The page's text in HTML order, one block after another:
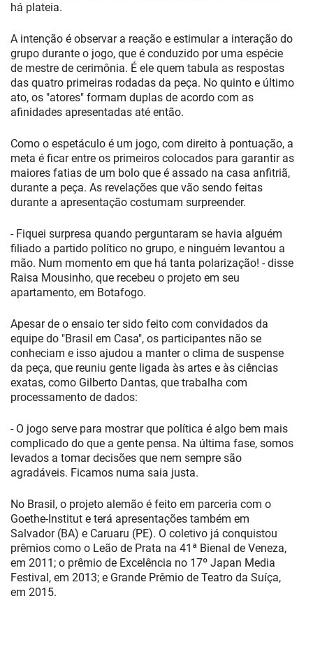
há plateia.
A intenção é observar a reação e estimular a interação do
grupo durante o jogo, que é conduzido por uma espécie
de mestre de cerimônia. É ele quem tabula as respostas
das quatro primeiras rodadas da peça. No quinto e último
ato, os "atores" formam duplas de acordo com as
afinidades apresentadas até então.
Como o espetáculo é um jogo, com direito à pontuação, a
meta é ficar entre os primeiros colocados para garantir as
maiores fatias de um bolo que é assado na casa anfitriã,
durante a peça. As revelações que vão sendo feitas
durante a apresentação costumam surpreender.
- Fiquei surpresa quando perguntaram se havia alguém
filiado a partido político no grupo, e ninguém levantou a
mão. Num momento em que há tanta polarização! - disse
Raisa Mousinho, que recebeu o projeto em seu
apartamento, em Botafogo.
Apesar de o ensaio ter sido feito com convidados da
equipe do "Brasil em Casa", os participantes não se
conheciam e isso ajudou a manter o clima de suspense
da peça, que reuniu gente ligada às artes e às ciências
exatas, como Gilberto Dantas, que trabalha com
processamento de dados:
- O jogo serve para mostrar que política é algo bem mais
complicado do que a gente pensa. Na última fase, somos
levados a tomar decisões que nem sempre são
agradáveis. Ficamos numa saia justa.
No Brasil, o projeto alemão é feito em parceria com o
Goethe-Institut e terá apresentações também em
Salvador (BA) e Caruaru (PE). O coletivo já conquistou
prêmios como o Leão de Prata na 41ª Bienal de Veneza,
em 2011; o prêmio de Excelência no 17º Japan Media
Festival, em 2013; e Grande Prêmio de Teatro da Suíça,
em 2015.